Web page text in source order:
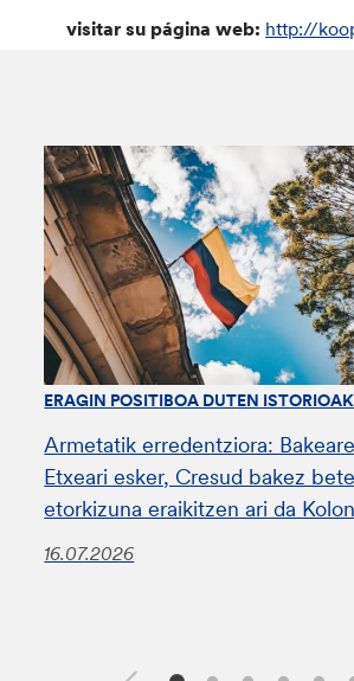
visitar su página web: http://
ERAGIN POSITIBOA DUTEN ISTORIOAK
Armetatik erredentziora:
Etxeari esker, Cresud bakez
etorkizuna eraikitzen ari da
16.07.2026